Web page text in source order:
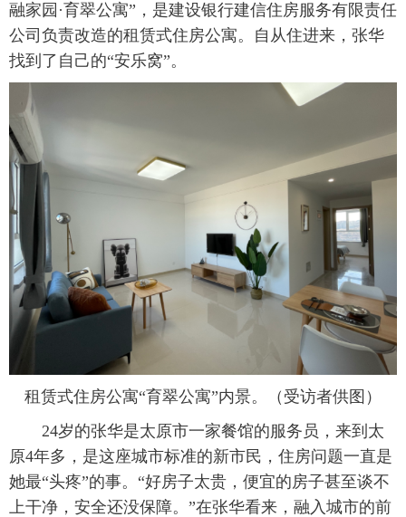
融家园·育翠公寓”，是建设银行建信住房服务有限责任
公司负责改造的租赁式住房公寓。自从住进来，张华
找到了自己的“安乐窝”。
租赁式住房公寓“育翠公寓”内景。（受访者供图）
24岁的张华是太原市一家餐馆的服务员，来到太
原4年多，是这座城市标准的新市民，住房问题一直是
她最“头疼”的事。“好房子太贵，便宜的房子甚至谈不
上干净，安全还没保障。”在张华看来，融入城市的前